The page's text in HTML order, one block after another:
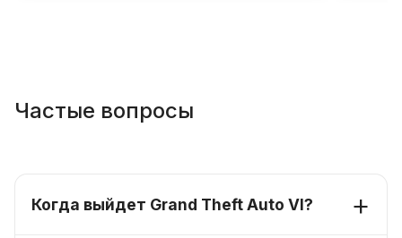
Частые вопросы
Когда выйдет Grand Theft Auto VI?